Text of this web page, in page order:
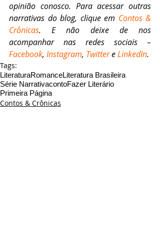
opinião conosco. Para acessar outras
narrativas do blog, clique em Contos &
Crônicas. E não deixe de nos
Facebook, Instagram, Twitter e LinkedIn.
Tags:
LiteraturaRomanceLiteratura Brasileira
Série NarrativacontoFazer Literário
Primeira Página
Contos & Crônicas